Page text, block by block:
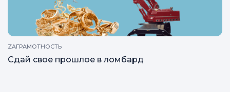
ZAГРАМОТНОСТЬ
Сдай свое прошлое в ломбард